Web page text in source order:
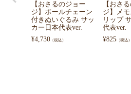
【おさるのジョー
ジ】ボールチェーン
付きぬいぐるみ サッ
カー日本代表ver.
¥4,730 （税込）
【おさ
ジ】メ
リップ
代表ver.
¥825 （税込）